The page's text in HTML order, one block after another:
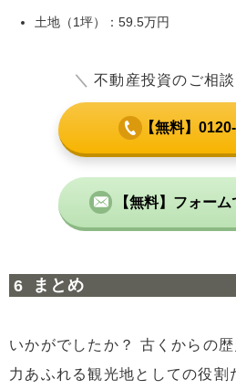
土地（1坪）：59.5万円
＼ 不動産投資のご相談
【無料】
【無料】フォー
まとめ
いかがでしたか？ 古くからの
力あふれる観光地としての役割